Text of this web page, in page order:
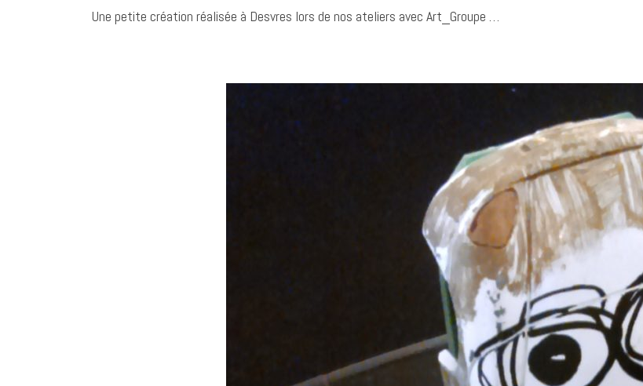
Une petite création réalisée à Desvres lors de nos ateliers avec Art_Groupe …